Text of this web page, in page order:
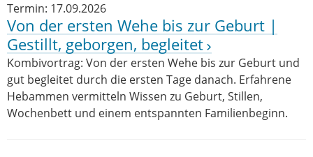
Termin: 17.09.2026
Von der ersten Wehe bis zur Geburt |
Gestillt, geborgen, begleitet
Kombivortrag: Von der ersten Wehe bis zur Geburt und
gut begleitet durch die ersten Tage danach. Erfahrene
Hebammen vermitteln Wissen zu Geburt, Stillen,
Wochenbett und einem entspannten Familienbeginn.